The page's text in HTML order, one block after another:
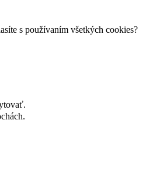
s používaním všetkých cookies?